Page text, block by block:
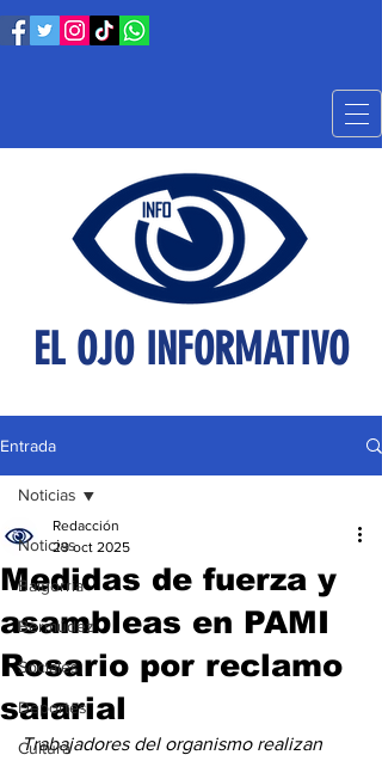
EL OJO INFORMATIVO
Entrada
Noticias
Baigorria
Bermúdez
Sociales
Deportes
Cultura
Noticias
Medidas de fuerza y
asambleas en PAMI
Rosario por reclamo
salarial
Redacción
29 oct 2025
Trabajadores del organismo realizan